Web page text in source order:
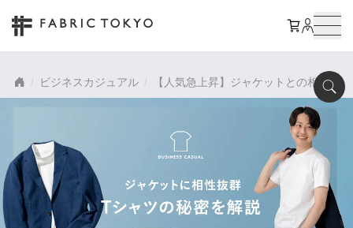
ビジネスカジュアル 【人気急上昇】ジャケットとの相性抜